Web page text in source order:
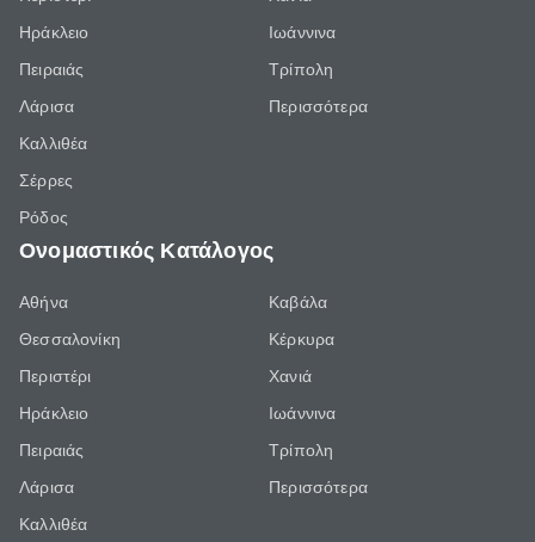
Ηράκλειο
Πειραιάς
Λάρισα
Καλλιθέα
Σέρρες
Ρόδος
Ιωάννινα
Τρίπολη
Περισσότερα
Ονομαστικός Κατάλογος
Αθήνα
Θεσσαλονίκη
Περιστέρι
Ηράκλειο
Πειραιάς
Λάρισα
Καλλιθέα
Καβάλα
Κέρκυρα
Χανιά
Ιωάννινα
Τρίπολη
Περισσότερα